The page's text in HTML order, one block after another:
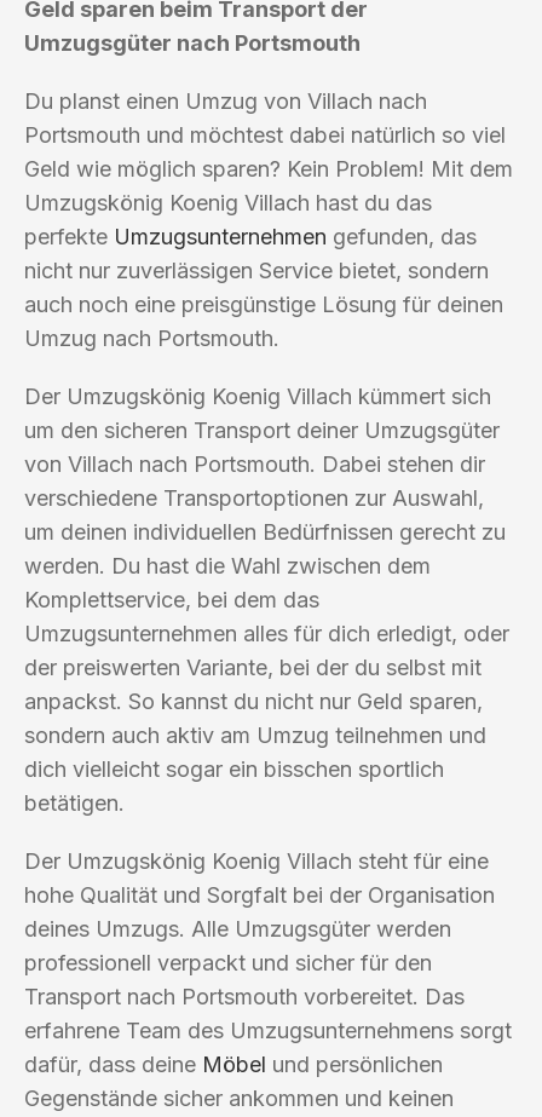
Geld sparen beim Transport der
Umzugsgüter nach Portsmouth
Du planst einen Umzug von Villach nach
Portsmouth und möchtest dabei natürlich so viel
Geld wie möglich sparen? Kein Problem! Mit dem
Umzugskönig Koenig Villach hast du das
perfekte Umzugsunternehmen gefunden, das
nicht nur zuverlässigen Service bietet, sondern
auch noch eine preisgünstige Lösung für deinen
Umzug nach Portsmouth.
Der Umzugskönig Koenig Villach kümmert sich
um den sicheren Transport deiner Umzugsgüter
von Villach nach Portsmouth. Dabei stehen dir
verschiedene Transportoptionen zur Auswahl,
um deinen individuellen Bedürfnissen gerecht zu
werden. Du hast die Wahl zwischen dem
Komplettservice, bei dem das
Umzugsunternehmen alles für dich erledigt, oder
der preiswerten Variante, bei der du selbst mit
anpackst. So kannst du nicht nur Geld sparen,
sondern auch aktiv am Umzug teilnehmen und
dich vielleicht sogar ein bisschen sportlich
betätigen.
Der Umzugskönig Koenig Villach steht für eine
hohe Qualität und Sorgfalt bei der Organisation
deines Umzugs. Alle Umzugsgüter werden
professionell verpackt und sicher für den
Transport nach Portsmouth vorbereitet. Das
erfahrene Team des Umzugsunternehmens sorgt
dafür, dass deine Möbel und persönlichen
Gegenstände sicher ankommen und keinen